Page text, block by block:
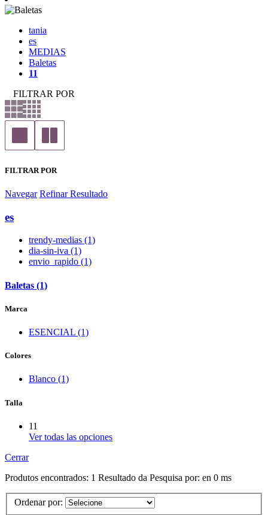
tania
es
MEDIAS
Baletas
11
FILTRAR POR
FILTRAR POR
Navegar Refinar Resultado
es
trendy-medias (1)
dia-sin-iva (1)
envio_rapido (1)
Baletas (1)
Marca
ESENCIAL (1)
Colores
Blanco (1)
Talla
11
Ver todas las opciones
Cerrar
Produtos encontrados: 1 Resultado da Pesquisa por: en 0 ms
Ordenar por: